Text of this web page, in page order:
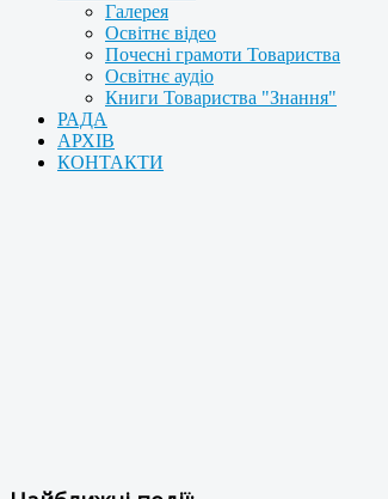
Галерея
Освітнє відео
Почесні грамоти Товариства
Освітнє аудіо
Книги Товариства "Знання"
РАДА
АРХІВ
КОНТАКТИ